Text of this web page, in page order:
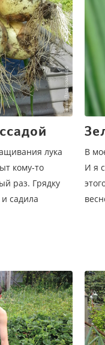
лука
кому-то
раз. Грядку
садила
В
И я